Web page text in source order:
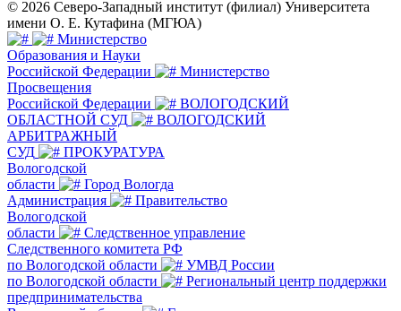
© 2026 Северо-Западный институт (филиал) Университета
имени О. Е. Кутафина (МГЮА)
Министерство
Образования и Науки
Российской Федерации
Министерство
Просвещения
Российской Федерации
ВОЛОГОДСКИЙ
ОБЛАСТНОЙ СУД
ВОЛОГОДСКИЙ
АРБИТРАЖНЫЙ
СУД
ПРОКУРАТУРА
Вологодской
области
Город Вологда
Администрация
Правительство
Вологодской
области
Следственное управление
Следственного комитета РФ
по Вологодской области
УМВД России
по Вологодской области
Региональный центр поддержки
предпринимательства